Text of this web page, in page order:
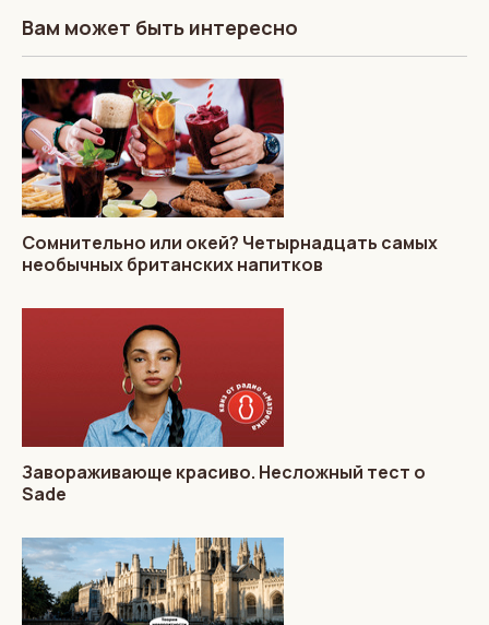
Вам может быть интересно
Сомнительно или окей? Четырнадцать самых
необычных британских напитков
Завораживающе красиво. Несложный тест о
Sade